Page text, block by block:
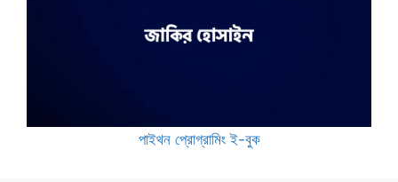
পাইথন প্রোগ্রামিং ই-বুক